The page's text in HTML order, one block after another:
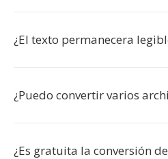
¿El texto permanecera
¿Puedo convertir varios
¿Es gratuita la conversión de